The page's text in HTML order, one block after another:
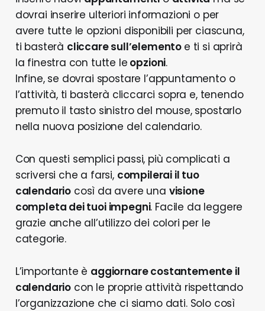
dovrai inserire ulteriori informazioni o per
avere tutte le opzioni disponibili per ciascuna,
ti basterà cliccare sull’elemento e ti si aprirà
la finestra con tutte le opzioni.
Infine, se dovrai spostare l’appuntamento o
l’attività, ti basterà cliccarci sopra e, tenendo
premuto il tasto sinistro del mouse, spostarlo
nella nuova posizione del calendario.
Con questi semplici passi, più complicati a
scriversi che a farsi, compilerai il tuo
calendario così da avere una visione
completa dei tuoi impegni. Facile da leggere
grazie anche all’utilizzo dei colori per le
categorie.
L’importante è aggiornare costantemente il
calendario con le proprie attività rispettando
l’organizzazione che ci siamo dati. Solo così